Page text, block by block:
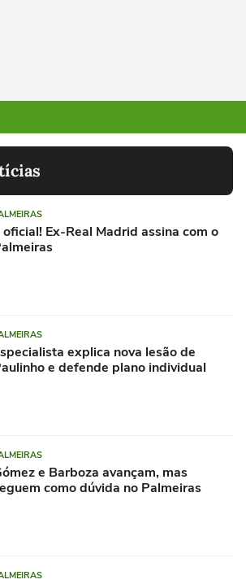
oficial! Ex-Real Madrid assina com o
explica nova lesão de
e defende plano individual
e Barboza avançam, mas
como dúvida no Palmeiras